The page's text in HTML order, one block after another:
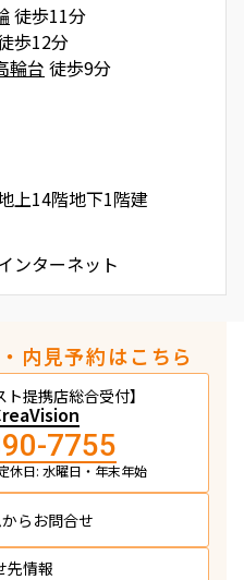
徒歩11分
歩12分
輪台 徒歩9分
上14階地下1階建
ンターネット
内見予約はこちら
ト提携店総合受付】
7755
休日: 水曜日・年末年始
らお問合せ
先情報